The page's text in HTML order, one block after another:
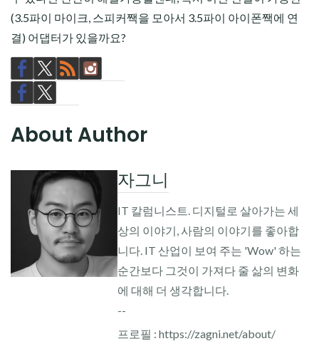
(3.5파이 마이크, 스피커짹을 모아서 3.5파이 아이폰짹에 연
결) 어댑터가 있을까요?
About Author
자그니
IT 칼럼니스트. 디지털로 살아가는 세
상의 이야기, 사람의 이야기를 좋아합
니다. IT 산업이 보여 주는 'Wow' 하는
순간보다 그것이 가져다 줄 삶의 변화
에 대해 더 생각합니다.
--
프로필 : https://zagni.net/about/